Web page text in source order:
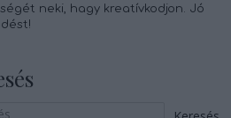
neki, hagy kreatívkodjon. Jó